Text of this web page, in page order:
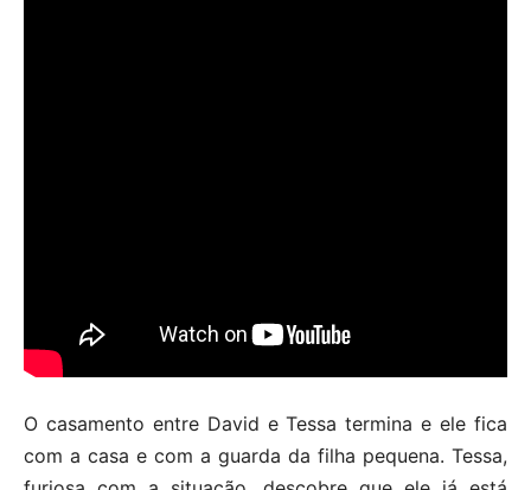
O casamento entre David e Tessa termina e ele fica
com a casa e com a guarda da filha pequena. Tessa,